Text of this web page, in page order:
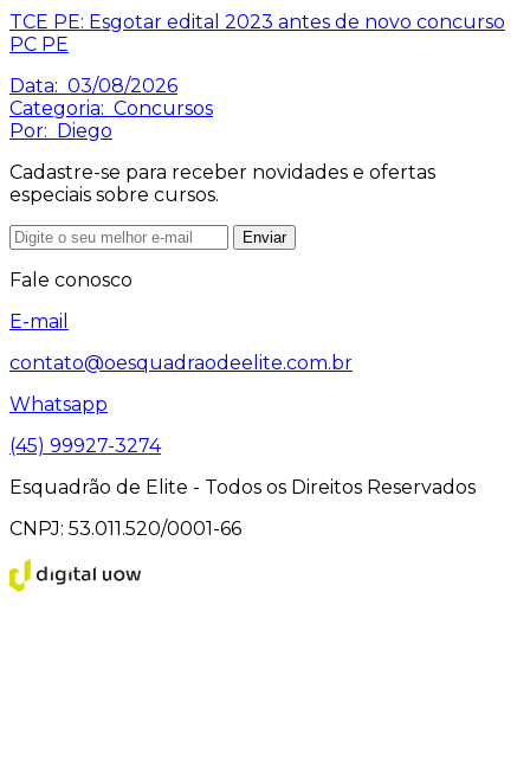
TCE PE: Esgotar edital 2023 antes de novo concurso
PC PE
Data: 03/08/2026
Categoria: Concursos
Por:
Diego
Cadastre-se para receber novidades e ofertas
especiais sobre cursos.
Enviar
Fale conosco
E-mail
contato@oesquadraodeelite.com.br
Whatsapp
(45) 99927-3274
Esquadrão de Elite - Todos os Direitos Reservados
CNPJ: 53.011.520/0001-66